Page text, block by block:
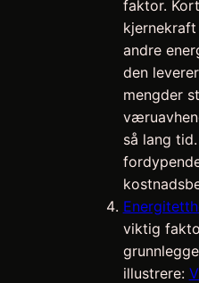
faktor.
andre
den
mengder
så lang
viktig
illustrere: